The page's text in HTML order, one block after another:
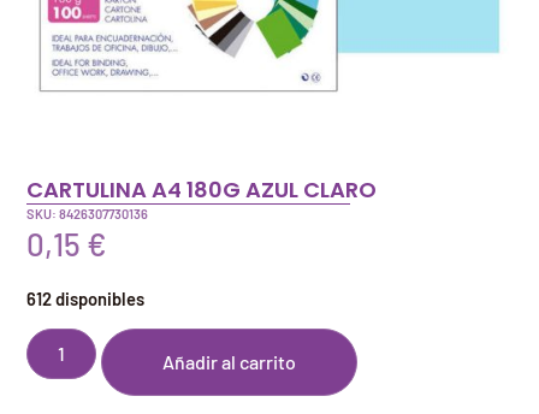
CARTULINA A4 180G AZUL CLARO
SKU: 8426307730136
0,15 €
612 disponibles
Añadir al carrito